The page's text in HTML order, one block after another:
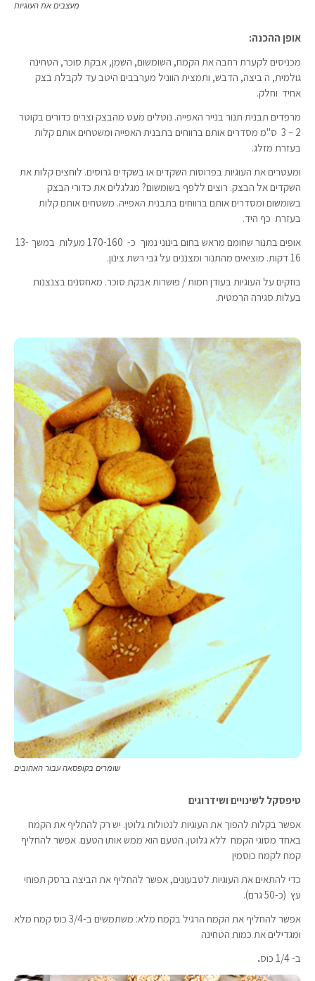
מעצבים את העוגיות
אופן ההכנה:
מכניסים לקערת רחבה את הקמח, השומשום, השמן, אבקת סוכר, הטחינה
גולמית, ה ביצה, הדבש, ותמצית הווניל מערבבים היטב עד לקבלת בצק
אחיד וחלק.
מרפדים תבנית תנור בנייר האפייה. נוטלים מעט מהבצק וצרים כדורים בקוטר
2 – 3 ס"מ מסדרים אותם ברווחים בתבנית האפייה ומשטחים אותם קלות
בעזרת מזלג.
ומעטרים את העוגיות בפרוסות השקדים או בשקדים גרוסים. לוחצים קלות את
השקדים אל הבצק. רוצים ללפף בשומשום? מגלגלים את כדורי הבצק
בשומשום ומסדרים אותם ברווחים בתבנית האפייה. משטחים אותם קלות
בעזרת כף היד.
אופים בתנור שחומם מראש בחום בינוני נמוך כ- 170-160 מעלות במשך 13-
16 דקות. מוציאים מהתנור ומצננים על גבי רשת צינון.
בוזקים על העוגיות בעודן חמות / פושרות אבקת סוכר. מאחסנים בצנצנות
בעלות סגירה הרמטית.
שומרים בקופסאה עבור האהובים
טיפסקל לשינויים ושידרוגים
אפשר בקלות להפוך את העוגיות לנטולות גלוטן. יש רק להחליף את הקמח
באחד מסוגי הקמח ללא גלוטן. הטעם הוא ממש אותו הטעם. אפשר להחליף
קמח לקמח כוסמין
כדי להתאים את העוגיות לטבעונים, אפשר להחליף את הביצה ברסק תפוחי
עץ (כ-50 גרם).
אפשר להחליף את הקמח הרגיל בקמח מלא: משתמשים ב-3/4 כוס קמח מלא
ומגדילים את כמות הטחינה
ב- 1/4 כוס
.